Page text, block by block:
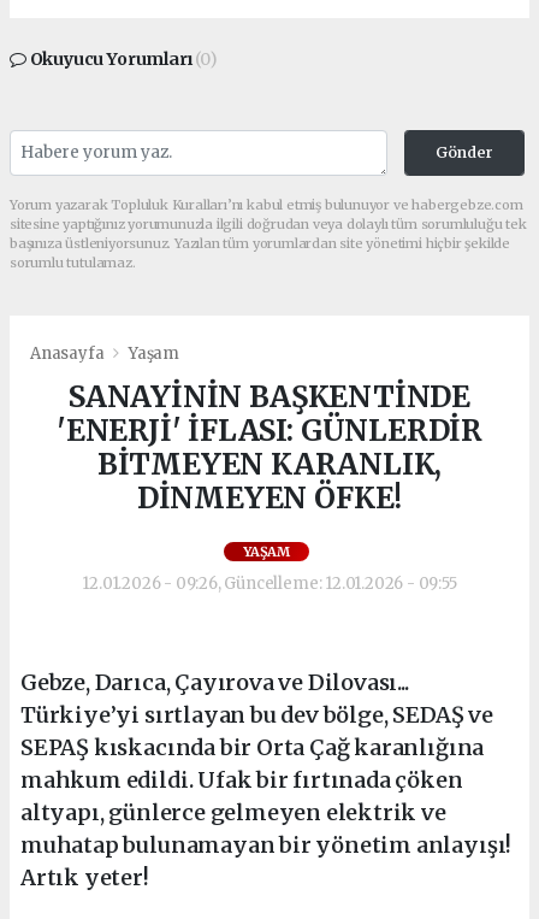
Okuyucu Yorumları(0)
Gönder
Yorum yazarak Topluluk Kuralları’nı kabul etmiş bulunuyor ve habergebze.com
sitesine yaptığınız yorumunuzla ilgili doğrudan veya dolaylı tüm sorumluluğu tek
başınıza üstleniyorsunuz. Yazılan tüm yorumlardan site yönetimi hiçbir şekilde
sorumlu tutulamaz.
Anasayfa Yaşam
SANAYİNİN BAŞKENTİNDE
'ENERJİ' İFLASI: GÜNLERDİR
BİTMEYEN KARANLIK,
DİNMEYEN ÖFKE!
YAŞAM
12.01.2026 - 09:26, Güncelleme: 12.01.2026 - 09:55
Gebze, Darıca, Çayırova ve Dilovası...
Türkiye’yi sırtlayan bu dev bölge, SEDAŞ ve
SEPAŞ kıskacında bir Orta Çağ karanlığına
mahkum edildi. Ufak bir fırtınada çöken
altyapı, günlerce gelmeyen elektrik ve
muhatap bulunamayan bir yönetim anlayışı!
Artık yeter!